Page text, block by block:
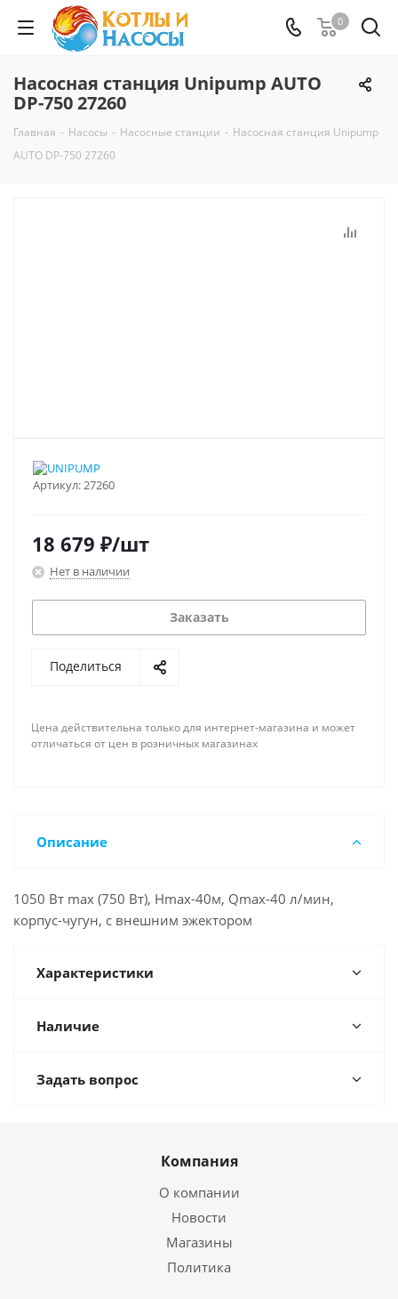
0
Насосная станция Unipump AUTO
DP-750 27260
Главная - Насосы - Насосные станции - Насосная станция Unipump
AUTO DP-750 27260
Артикул:27260
18 679 ₽/шт
Нет в наличии
Заказать
Поделиться
Цена действительна только для интернет-магазина и может
отличаться от цен в розничных магазинах
Описание
1050 Вт max (750 Вт), Hmax-40м, Qmax-40 л/мин,
корпус-чугун, с внешним эжектором
Характеристики
Наличие
Задать вопрос
Компания
О компании
Новости
Магазины
Политика